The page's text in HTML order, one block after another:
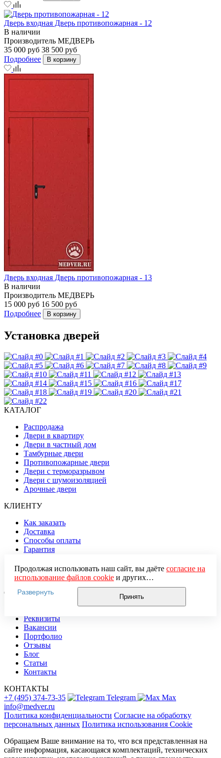
Дверь входная Дверь противопожарная - 12
В наличии
Производитель МЕДВЕРЬ
35 000 руб 38 500 руб
Подробнее
В корзину
Дверь входная Дверь противопожарная - 13
В наличии
Производитель МЕДВЕРЬ
15 000 руб 16 500 руб
Подробнее
В корзину
Установка дверей
КАТАЛОГ
Распродажа
Двери в квартиру
Двери в частный дом
Тамбурные двери
Противопожарные двери
Двери с терморазрывом
Двери с шумоизоляцией
Арочные двери
КЛИЕНТУ
Как заказать
Доставка
Способы оплаты
Гарантия
Оптовикам
Карта сайта
О КОМПАНИИ
Реквизиты
Вакансии
Портфолио
Отзывы
Блог
Статьи
Контакты
КОНТАКТЫ
+7 (495) 374-73-35
Telegram
Max
info@medver.ru
Политика конфиденциальности Согласие на обработку
персональных данных Политика использования Cookie
Обращаем Ваше внимание на то, что вся представленная на
сайте информация, касающаяся комплектаций, технических
Продолжая использовать наш сайт, вы даёте согласие на
использование файлов cookieи других
пользовательских данных (включая IP-адрес, сведения о
местоположении, устройстве, действиях на сайте и т. п.)
для функционирования сайта, проведения
использования систем аналитики (например,
Яндекс.Метрика), в соответствии с нашей
обработки персональных данных.
Если вы не хотите, чтобы ваши данные обрабатывались,
настройте ограничения в браузере или покиньте сайт.
Развернуть
Принять